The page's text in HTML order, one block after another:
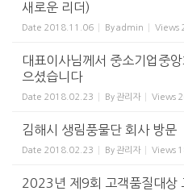
새로운 리더)
Date 2018.11.06 Byadmin Views
대표이사님께서 중소기업중
으셨습니다
Date 2018.02.23 By 관리자 Views
김해시 생림풍물단 회사 방문
Date 2018.02.23 By 관리자 Views
2023년 제9회 고객품질대상